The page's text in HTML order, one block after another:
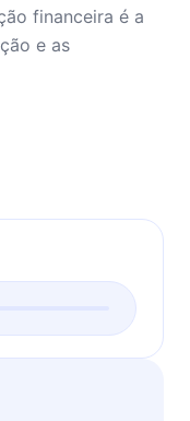
financeira é a
e as